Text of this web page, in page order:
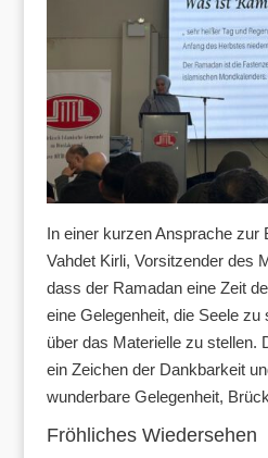
In einer kurzen Ansprache zur
Vahdet Kirli, Vorsitzender des
dass der Ramadan eine Zeit
eine Gelegenheit, die Seele
über das Materielle zu stellen.
ein Zeichen der Dankbarkeit
wunderbare Gelegenheit,
Fröhliches Wiedersehen